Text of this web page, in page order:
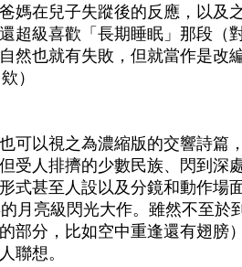
媽在兒子失蹤後的反應，以及
超級喜歡「長期睡眠」那段（
然也就有失敗，但就當作是改
）
可以視之為濃縮版的交響詩篇
受人排擠的少數民族、閃到深
式甚至人設以及分鏡和動作場
月亮級閃光大作。雖然不至於
部分，比如空中重逢還有翅膀
聯想。